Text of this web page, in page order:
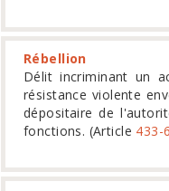
Rébellion
Délit incriminant un
résistance violente
dépositaire de
fonctions. (Article 433-6